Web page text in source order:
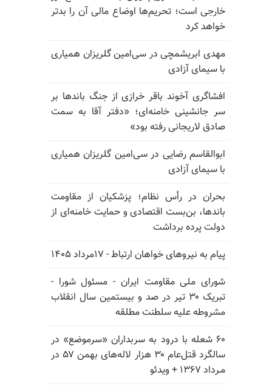
خارجی است؛ تحریم‌ها اوضاع مالی آن را بدتر
خواهد کرد
مهدی ابریشمچی در سی‌امین گلریزان همیاری
با سیمای آزادی
افشاگری آخوند باقر خرازی از جنگ باندها بر
سر جانشینی خامنه‌ای؛ «دفتر آقا به سمت
صادق لاریجانی رفته بود»
ابوالقاسم رضایی در سی‌امین گلریزان همیاری
با سیمای آزادی
بحران در رأس نظام؛ پزشکیان از مقاومت
باندها، بن‌بست اقتصادی و حمایت خامنه‌ای از
دولت پرده برداشت
پیام به نیروهای خواهان ارتباط - ۱۷مرداد ۱۴۰۵
شورای ملی مقاومت ایران - مسئول شورا -
تبریک ۳۰ تیر در صد و بیستمین سال انقلاب
مشروطه علیه سلطنت مطلقه
۶۰ شعله با درود به سربداران «سرموضع» در
سالگرد قتل‌عام ۳۰ هزار لاله‌های بهمن ۵۷ در
مـرداد ۱۳۶۷ + ویدئو